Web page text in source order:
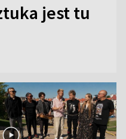
jest tu